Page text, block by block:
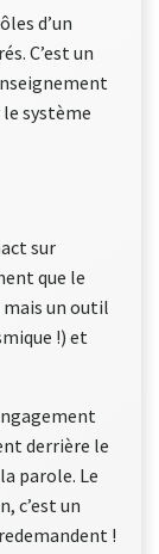
d’un
C’est un
système
sur
que le
un outil
!) et
derrière le
parole. Le
c’est un
!